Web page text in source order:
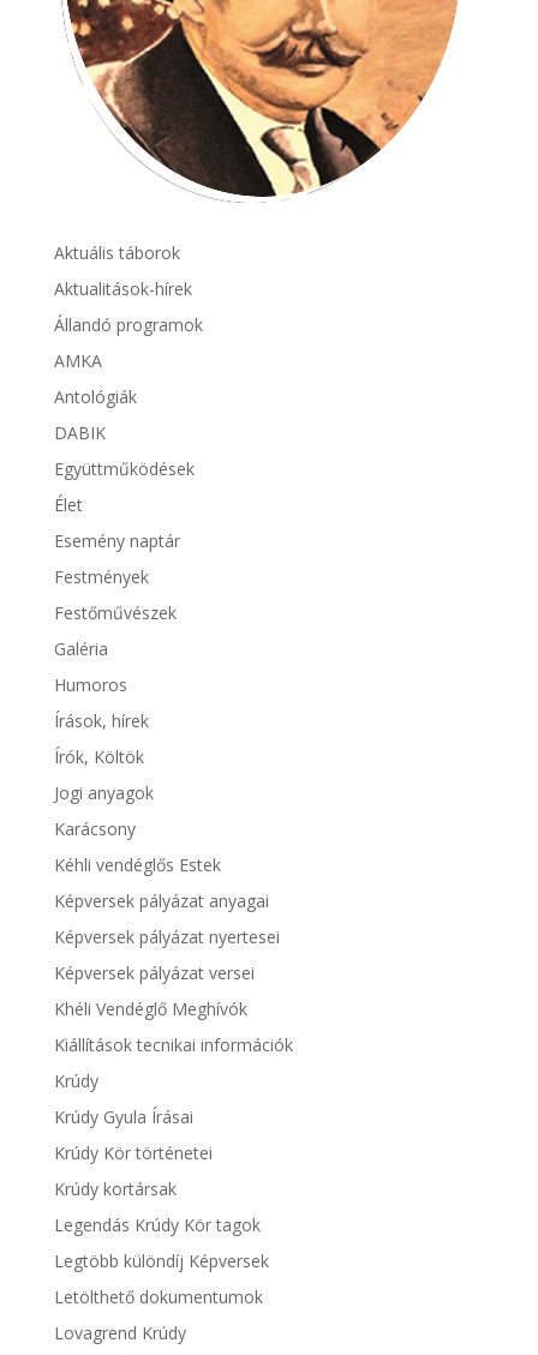
Aktuális táborok
Aktualitások-hírek
Állandó programok
AMKA
Antológiák
DABIK
Együttműködések
Élet
Esemény naptár
Festmények
Festőművészek
Galéria
Humoros
Írások, hírek
Írók, Költök
Jogi anyagok
Karácsony
Kéhli vendéglős Estek
Képversek pályázat anyagai
Képversek pályázat nyertesei
Képversek pályázat versei
Khéli Vendéglő Meghívók
Kiállítások tecnikai információk
Krúdy
Krúdy Gyula Írásai
Krúdy Kör történetei
Krúdy kortársak
Legendás Krúdy Kör tagok
Legtöbb különdíj Képversek
Letölthető dokumentumok
Lovagrend Krúdy